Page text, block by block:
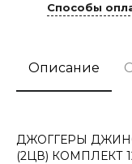
Способы
Описание
ДЖОГГЕРЫ
(2ЦВ) КОМПЛЕКТ